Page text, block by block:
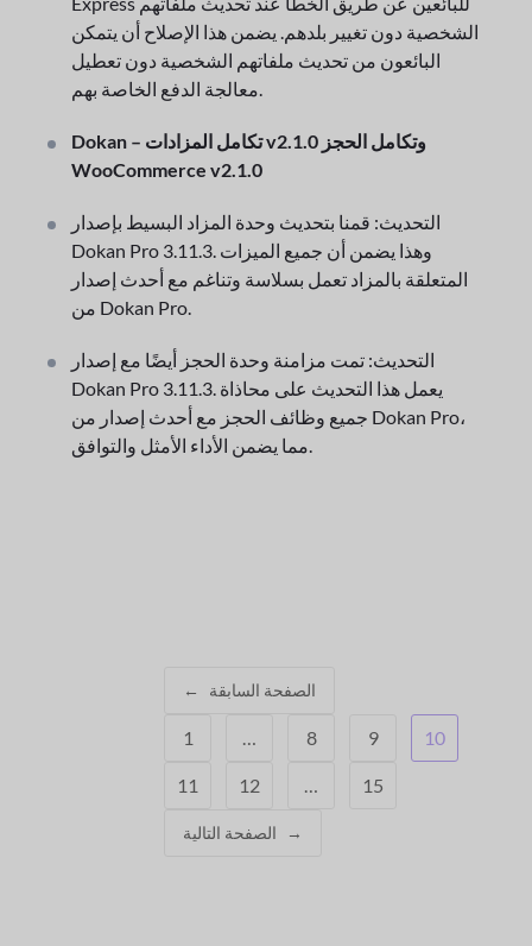
الشخصية دون تغيير بلدهم. يضمن هذا الإصلاح أن يتمكن
البائعون من تحديث ملفاتهم الشخصية دون تعطيل
معالجة الدفع الخاصة بهم.
Dokan – تكامل المزادات v2.1.0 وتكامل الحجز
WooCommerce v2.1.0
التحديث: قمنا بتحديث وحدة المزاد البسيط بإصدار
Dokan Pro 3.11.3. وهذا يضمن أن جميع الميزات
المتعلقة بالمزاد تعمل بسلاسة وتناغم مع أحدث إصدار
من Dokan Pro.
التحديث: تمت مزامنة وحدة الحجز أيضًا مع إصدار
Dokan Pro 3.11.3. يعمل هذا التحديث على محاذاة
جميع وظائف الحجز مع أحدث إصدار من Dokan Pro،
مما يضمن الأداء الأمثل والتوافق.
← الصفحة السابقة
1 … 8 9 10
11 12 … 15
الصفحة التالية →